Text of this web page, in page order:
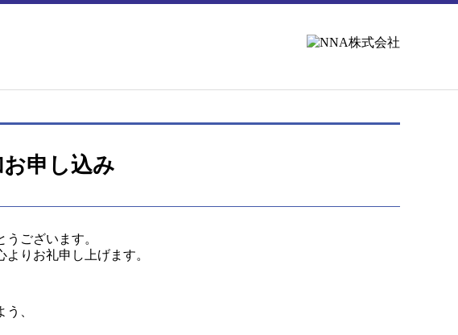
申し込み
ございます。
りお礼申し上げます。
、